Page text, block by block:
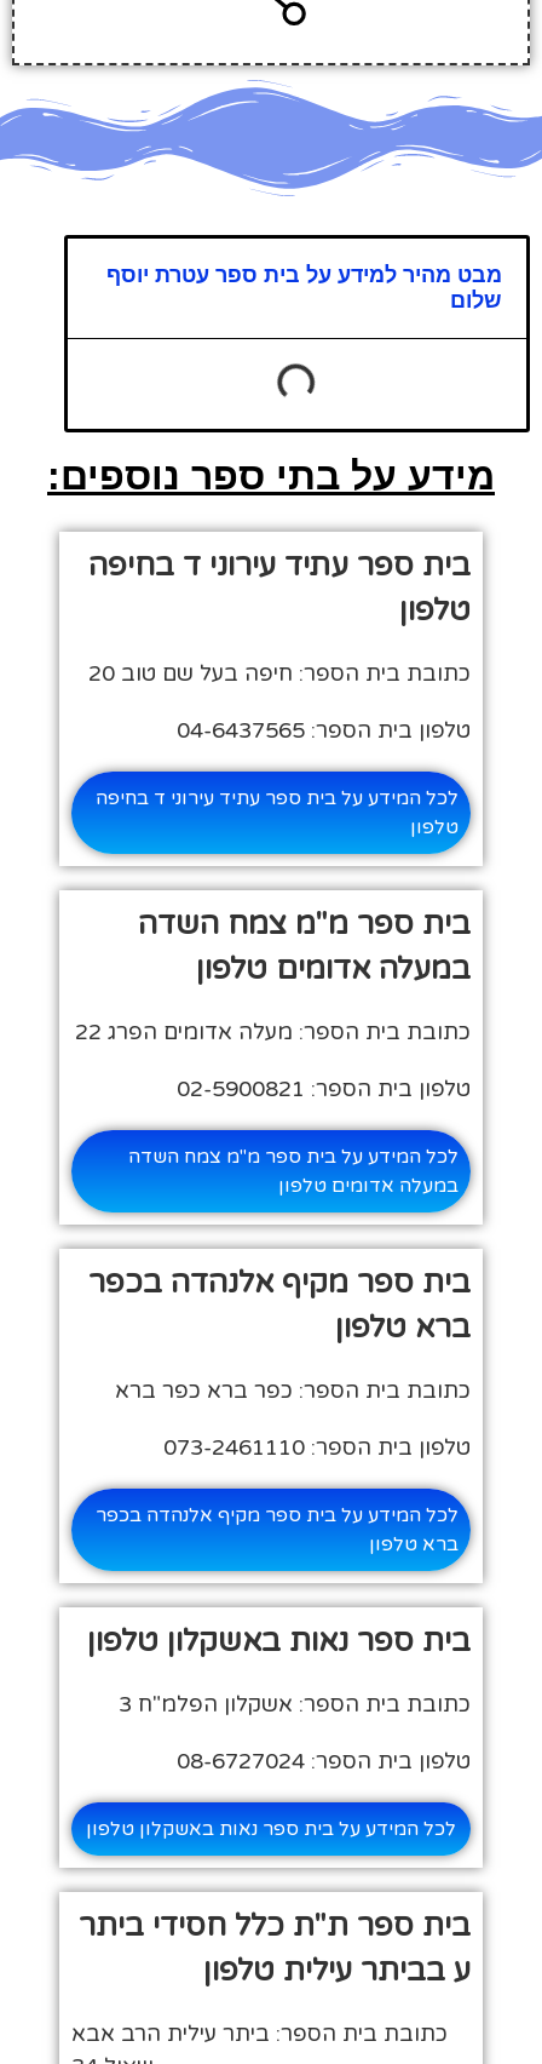
מבט מהיר למידע על בית ספר עטרת יוסף
שלום
מידע על בתי ספר נוספים:
בית ספר עתיד עירוני ד בחיפה
טלפון
כתובת בית הספר: חיפה בעל שם טוב 20
טלפון בית הספר: 04-6437565
לכל המידע על בית ספר עתיד עירוני ד בחיפה
טלפון
בית ספר מ"מ צמח השדה
במעלה אדומים טלפון
כתובת בית הספר: מעלה אדומים הפרג 22
טלפון בית הספר: 02-5900821
לכל המידע על בית ספר מ"מ צמח השדה
במעלה אדומים טלפון
בית ספר מקיף אלנהדה בכפר
ברא טלפון
כתובת בית הספר: כפר ברא כפר ברא
טלפון בית הספר: 073-2461110
לכל המידע על בית ספר מקיף אלנהדה בכפר
ברא טלפון
בית ספר נאות באשקלון טלפון
כתובת בית הספר: אשקלון הפלמ"ח 3
טלפון בית הספר: 08-6727024
לכל המידע על בית ספר נאות באשקלון טלפון
בית ספר ת"ת כלל חסידי ביתר
ע בביתר עילית טלפון
כתובת בית הספר: ביתר עילית הרב אבא